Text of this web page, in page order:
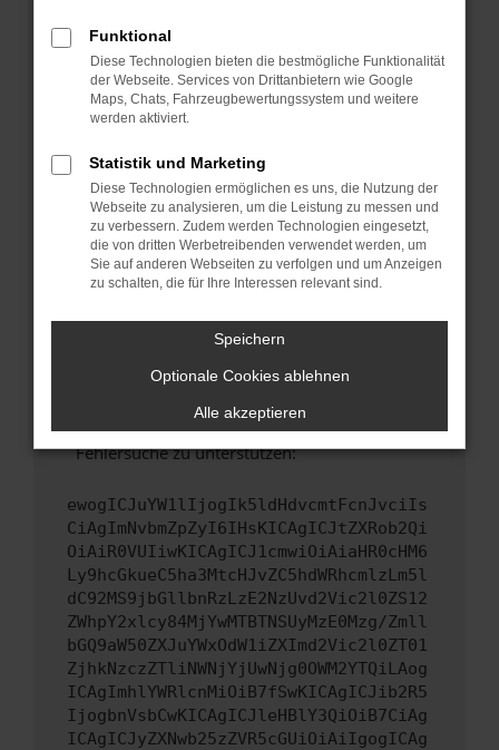
Fenster?
Starte dein Gerät neu.
Das kann manchmal helfen, vorübergehende
Probleme zu beheben.
Betriebssystem auf dem neuesten Stand
sind.
Veraltete Software birgt nicht nur ein
Sicherheitsrisiko, sondern kann auch dazu
führen, dass bestimmte Funktionen nicht mehr
unterstützt werden.
Wende dich an den Webseitenbetreiber.
Wenn du alle oben genannten Schritte versucht
hast, kontaktiere uns bitte. Wir werden
versuchen, das Problem zu beheben. Du kannst
uns diesen Text schicken, um uns bei der
Fehlersuche zu unterstützen:
ewogICJuYW1lIjogIk5ldHdvcmtFcnJvciIs
CiAgImNvbmZpZyI6IHsKICAgICJtZXRob2Qi
OiAiR0VUIiwKICAgICJ1cmwiOiAiaHR0cHM6
Ly9hcGkueC5ha3MtcHJvZC5hdWRhcmlzLm5l
dC92MS9jbGllbnRzLzE2NzUvd2Vic2l0ZS12
ZWhpY2xlcy84MjYwMTBTNSUyMzE0Mzg/Zmll
bGQ9aW50ZXJuYWxOdW1iZXImd2Vic2l0ZT01
ZjhkNzczZTliNWNjYjUwNjg0OWM2YTQiLAog
ICAgImhlYWRlcnMiOiB7fSwKICAgICJib2R5
IjogbnVsbCwKICAgICJleHBlY3QiOiB7CiAg
ICAgICJyZXNwb25zZVR5cGUiOiAiIgogICAg
Funktional
Diese Technologien bieten die bestmögliche Funktionalität
der Webseite. Services von Drittanbietern wie Google
Maps, Chats, Fahrzeugbewertungssystem und weitere
werden aktiviert.
Statistik und Marketing
Diese Technologien ermöglichen es uns, die Nutzung der
Webseite zu analysieren, um die Leistung zu messen und
zu verbessern. Zudem werden Technologien eingesetzt,
die von dritten Werbetreibenden verwendet werden, um
Sie auf anderen Webseiten zu verfolgen und um Anzeigen
zu schalten, die für Ihre Interessen relevant sind.
Speichern
Optionale Cookies ablehnen
Alle akzeptieren